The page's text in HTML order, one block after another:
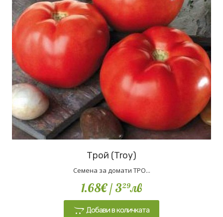
Трой (Troy)
Семена за домати ТРО...
1.68€/ 329лв
Добави в количката